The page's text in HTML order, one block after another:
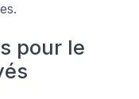
pour le